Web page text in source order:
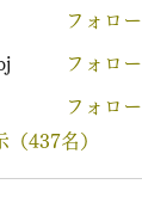
フォロー
フォロー
フォロー
437名）